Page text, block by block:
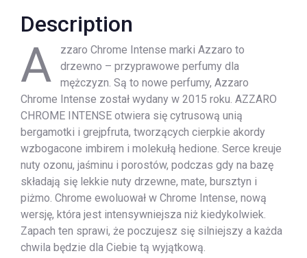
Description
A
zzaro Chrome Intense marki Azzaro to
drzewno – przyprawowe perfumy dla
mężczyzn. Są to nowe perfumy, Azzaro
Chrome Intense został wydany w 2015 roku. AZZARO
CHROME INTENSE otwiera się cytrusową unią
bergamotki i grejpfruta, tworzących cierpkie akordy
wzbogacone imbirem i molekułą hedione. Serce kreuje
nuty ozonu, jaśminu i porostów, podczas gdy na bazę
składają się lekkie nuty drzewne, mate, bursztyn i
piżmo. Chrome ewoluował w Chrome Intense, nową
wersję, która jest intensywniejsza niż kiedykolwiek.
Zapach ten sprawi, że poczujesz się silniejszy a każda
chwila będzie dla Ciebie tą wyjątkową.